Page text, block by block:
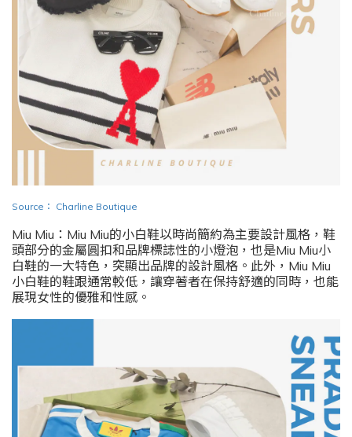
Source ： Charline Boutique
Miu Miu：Miu Miu的小白鞋以時尚簡約為主要設計風格，鞋
頭部分的金屬圓扣和品牌標誌性的小燈泡，也是Miu Miu小
白鞋的一大特色，突顯出品牌的設計風格。此外，Miu Miu
小白鞋的鞋跟通常較低，讓穿著者在保持舒適的同時，也能
展現女性的優雅和性感。